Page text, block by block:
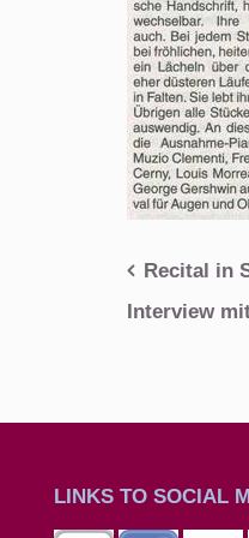
Recital in
Interview
LINKS TO SOCIAL